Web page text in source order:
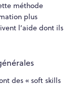
méthode
plus
l’aide dont ils
des « soft skills